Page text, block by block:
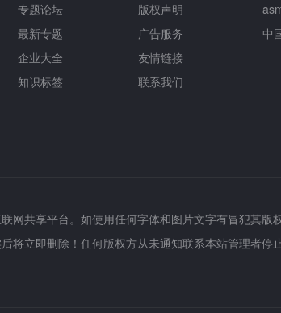
专题论坛
最新专题
企业大全
知识标签
版权声明
广告服务
友情链接
联系我们
中
网共享平台。如使用任何字体和图片文字有冒犯其
将立即删除！任何版权方从未通知联系本站管理者